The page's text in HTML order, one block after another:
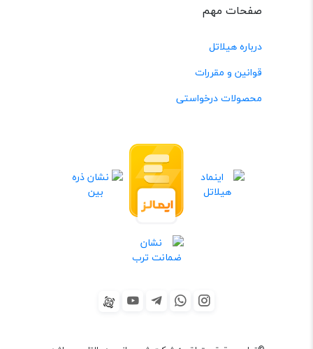
صفحات مهم
درباره هیلاتل
قوانین و مقررات
محصولات درخواستی